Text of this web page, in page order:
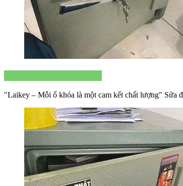
"Laikey – Mỗi ổ khóa là một cam kết chất lượng" Sửa